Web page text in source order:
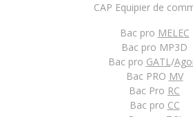
CAP Equipier de
Bac pro MELEC
Bac pro MP3D
Bac pro GATL/
Bac PRO MV
Bac Pro RC
Bac pro CC